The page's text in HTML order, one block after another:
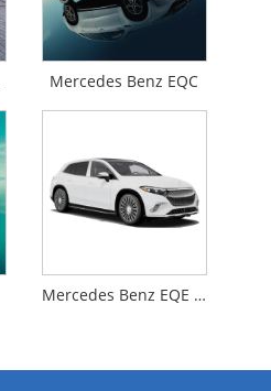
Mercedes Benz EQC
Mercedes Benz EQE SUV